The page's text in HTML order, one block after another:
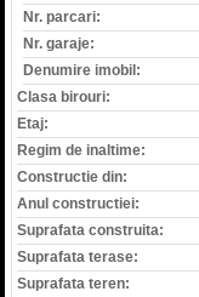
Nr. parcari:
Nr. garaje:
Denumire imobil:
Clasa birouri:
Etaj:
Regim de inaltime:
Constructie din:
Anul constructiei:
Suprafata construita:
Suprafata terase:
Suprafata teren: